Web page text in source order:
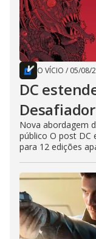
O VÍCIO / 05/08/
DC
Nova abordagem
público O post DC
para 12 edições